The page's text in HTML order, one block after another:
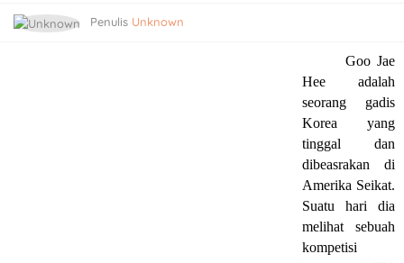
Penulis Unknown
Goo Jae
Hee adalah
seorang gadis
Korea yang
tinggal dan
dibeasrakan di
Amerika Seikat.
Suatu hari dia
melihat sebuah
kompetisi